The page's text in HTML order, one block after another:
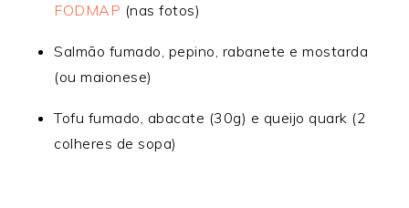
FODMAP (nas fotos)
Salmão fumado, pepino, rabanete e mostarda
(ou maionese)
Tofu fumado, abacate (30g) e queijo quark (2
colheres de sopa)